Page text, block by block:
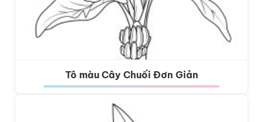
Tô màu Cây Chuối Đơn Giản